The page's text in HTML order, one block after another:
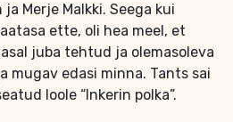
Merje Malkki. Seega kui
ette, oli hea meel, et
juba tehtud ja olemasoleva
mugav edasi minna. Tants sai
loole “Inkerin polka”.